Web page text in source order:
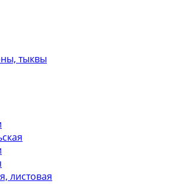
тыквы
листовая